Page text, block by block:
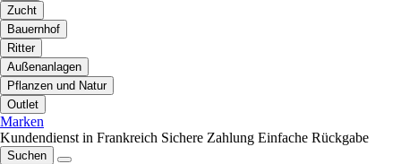
Zucht
Bauernhof
Ritter
Außenanlagen
Pflanzen und Natur
Outlet
Marken
Kundendienst in Frankreich Sichere Zahlung Einfache Rückgabe
Suchen